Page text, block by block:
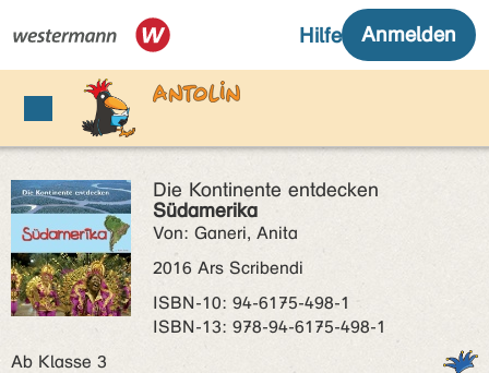
Die Kontinente entdecken
Südamerika
Von: Ganeri, Anita
2016 Ars Scribendi
ISBN‑10: 94-6175-498-1
ISBN‑13: 978-94-6175-498-1
Ab Klasse 3